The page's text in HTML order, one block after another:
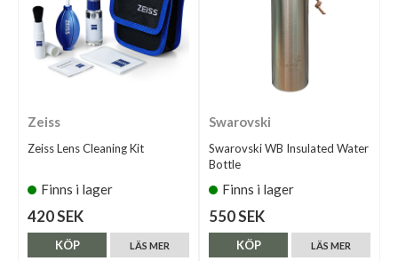
Zeiss
Zeiss Lens Cleaning Kit
Finns i lager
420 SEK
LÄS MER
KÖP
Swarovski
Swarovski WB Insulated Water
Bottle
Finns i lager
550 SEK
LÄS MER
KÖP